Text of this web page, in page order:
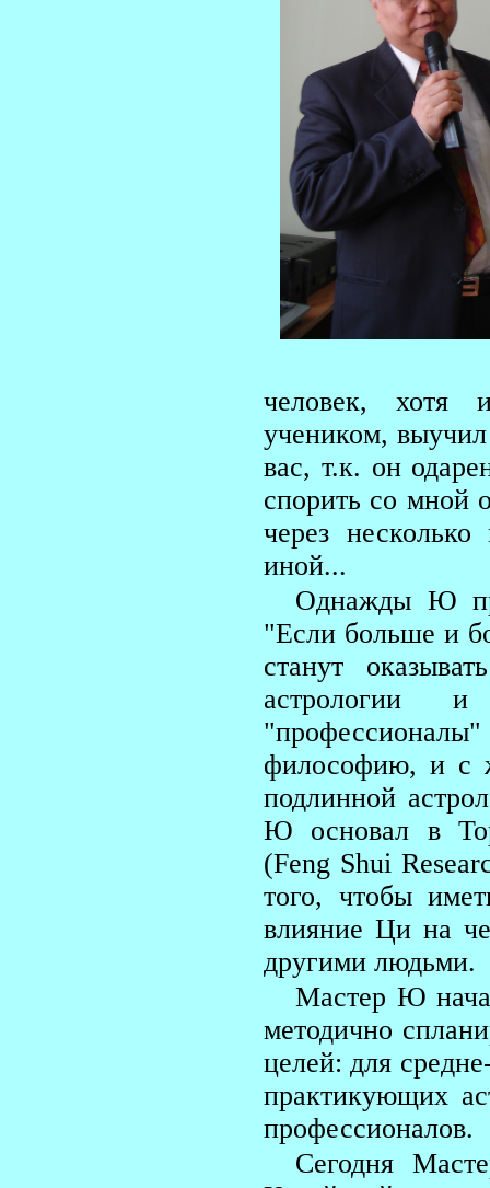
человек, хотя
учеником,
вас, т.к. он
спорить со мной
через
иной...
Однажды Ю
"Если больше и
станут
астрологии
философию, и с
подлинной
Ю основал в
(Feng Shui
того, чтобы
влияние Ци на
другими людьми.
Мастер Ю
методично
целей: для
практикующих
профессионалов.
Сегодня